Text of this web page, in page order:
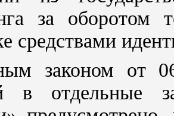
за оборотом
средствами
законом от
в отдельные